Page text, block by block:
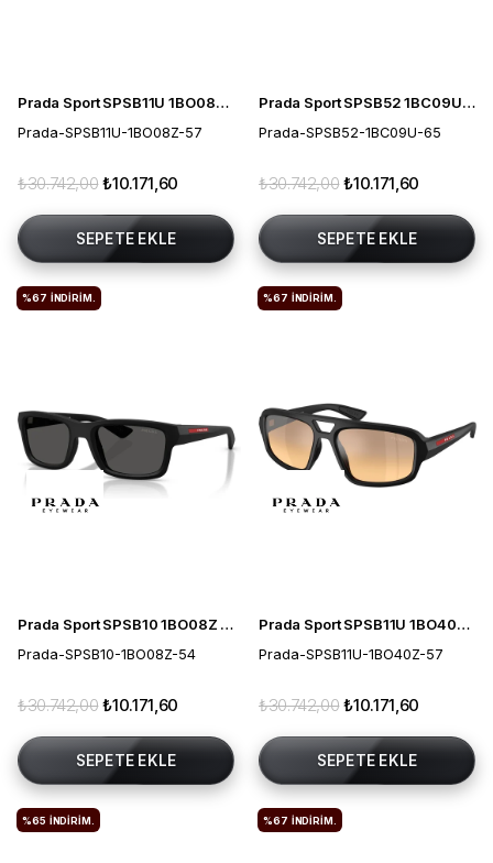
Prada Sport SPSB11U 1BO08Z 57 Erkek Güneş Gözlüğü
Prada-SPSB11U-1BO08Z-57
₺10.171,60
₺30.742,00
SEPETE EKLE
Prada Sport SPSB52 1BC09U 65 Erkek Güneş Gözlüğü
Prada-SPSB52-1BC09U-65
₺10.171,60
₺30.742,00
SEPETE EKLE
Prada Sport SPSB10 1BO08Z 54 Erkek Güneş Gözlüğü
Prada-SPSB10-1BO08Z-54
₺10.171,60
₺30.742,00
SEPETE EKLE
%67 İNDIRIM.
Prada Sport SPSB11U 1BO40Z 57 Erkek Güneş Gözlüğü
Prada-SPSB11U-1BO40Z-57
₺10.171,60
₺30.742,00
SEPETE EKLE
%67 İNDIRIM.
%65 İNDIRIM. %67 İNDIRIM.